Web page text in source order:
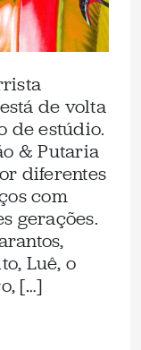
de volta
de estúdio.
& Putaria
diferentes
com
gerações.
Luê, o
[…]